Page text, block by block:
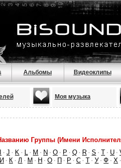
Альбомы Видеоклипы
Моя музыка
Группы (Имени
· J · K · L · M · N · O · P · Q · R · S · T · U ·
И · К · Л · М · Н · О · П · Р · С · Т · У · Ф · Х